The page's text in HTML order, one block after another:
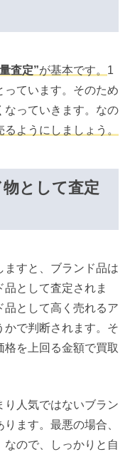
査定”が基本です。 1
っています。そのため
なっていきます。なの
ようにしましょう。
として査定
ますと、ブランド品は
として査定されま
として高く売れるア
かで判断されます。そ
を上回る金額で買取
り人気ではないブラン
ます。最悪の場合、
ので、しっかりと自